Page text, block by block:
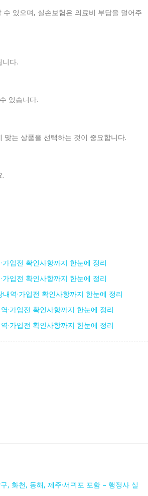
있으며, 실손보험은 의료비 부담을 덜어주
다.
있습니다.
는 상품을 선택하는 것이 중요합니다.
.
가입전 확인사항까지 한눈에 정리
가입전 확인사항까지 한눈에 정리
역·가입전 확인사항까지 한눈에 정리
·가입전 확인사항까지 한눈에 정리
·가입전 확인사항까지 한눈에 정리
, 화천, 동해, 제주·서귀포 포함 – 행정사 실